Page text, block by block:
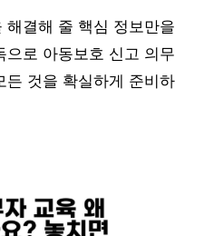
해결해 줄 핵심 정보만을
으로 아동보호 신고 의무
든 것을 확실하게 준비하